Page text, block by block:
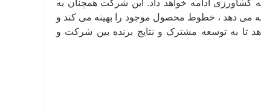
ادامه خواهد داد. این شرکت همچنان به
می دهد ، خطوط محصول موجود را بهینه می کند و
تا به توسعه مشترک و نتایج برنده بین شرکت و